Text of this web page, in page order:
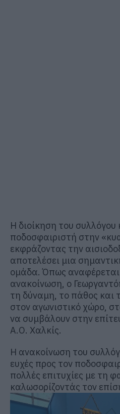
Η διοίκηση του
ποδοσφαιριστή στην
εκφράζοντας την
αποτελέσει μια
ομάδα. Όπως αναφέρεται
ανακοίνωση, ο
τη δύναμη, το πάθος και
στον αγωνιστικό χώρο,
να συμβάλουν στην
Α.Ο. Χαλκίς.
Η ανακοίνωση του
ευχές προς τον
πολλές επιτυχίες με τη
καλωσορίζοντάς τον